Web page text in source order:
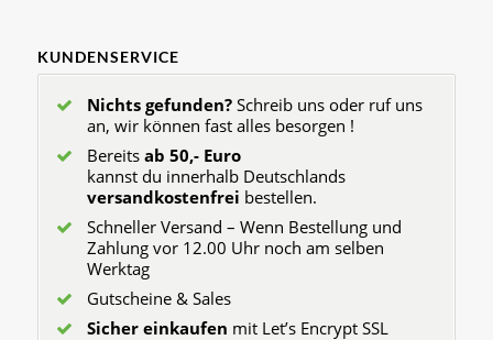
KUNDENSERVICE
Nichts gefunden?Schreib uns oder ruf uns
an, wir können fast alles besorgen !
Bereits ab 50,- Euro
kannst du innerhalb Deutschlands
versandkostenfrei bestellen.
Schneller Versand – Wenn Bestellung und
Zahlung vor 12.00 Uhr noch am selben
Werktag
Gutscheine & Sales
Sicher einkaufen mit Let’s Encrypt SSL